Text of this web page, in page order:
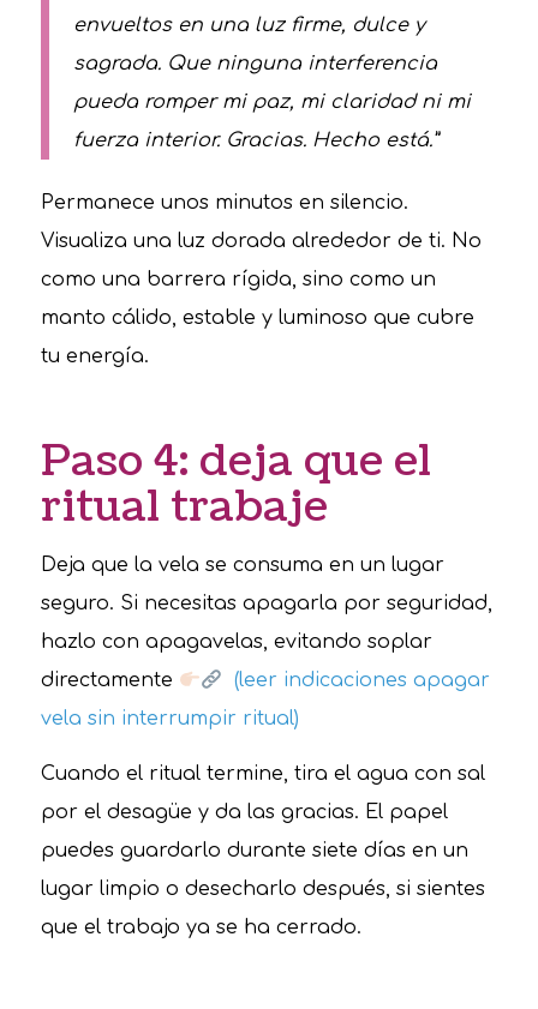
envueltos en una luz firme, dulce y
sagrada. Que ninguna interferencia
pueda romper mi paz, mi claridad ni mi
fuerza interior. Gracias. Hecho está.”
Permanece unos minutos en silencio.
Visualiza una luz dorada alrededor de ti. No
como una barrera rígida, sino como un
manto cálido, estable y luminoso que cubre
tu energía.
Paso 4: deja que el
ritual trabaje
Deja que la vela se consuma en un lugar
seguro. Si necesitas apagarla por seguridad,
hazlo con apagavelas, evitando soplar
directamente
(leer indicaciones apagar
vela sin interrumpir ritual)
Cuando el ritual termine, tira el agua con sal
por el desagüe y da las gracias. El papel
puedes guardarlo durante siete días en un
lugar limpio o desecharlo después, si sientes
que el trabajo ya se ha cerrado.